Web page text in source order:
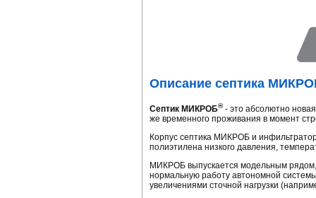
Описание септика
Септик МИКРОБ®- это абсолютно
же временного проживания в момент
Корпус септика МИКРОБ и
полиэтилена низкого давления,
МИКРОБ выпускается модельным
нормальную работу автономной
увеличениями сточной нагрузки